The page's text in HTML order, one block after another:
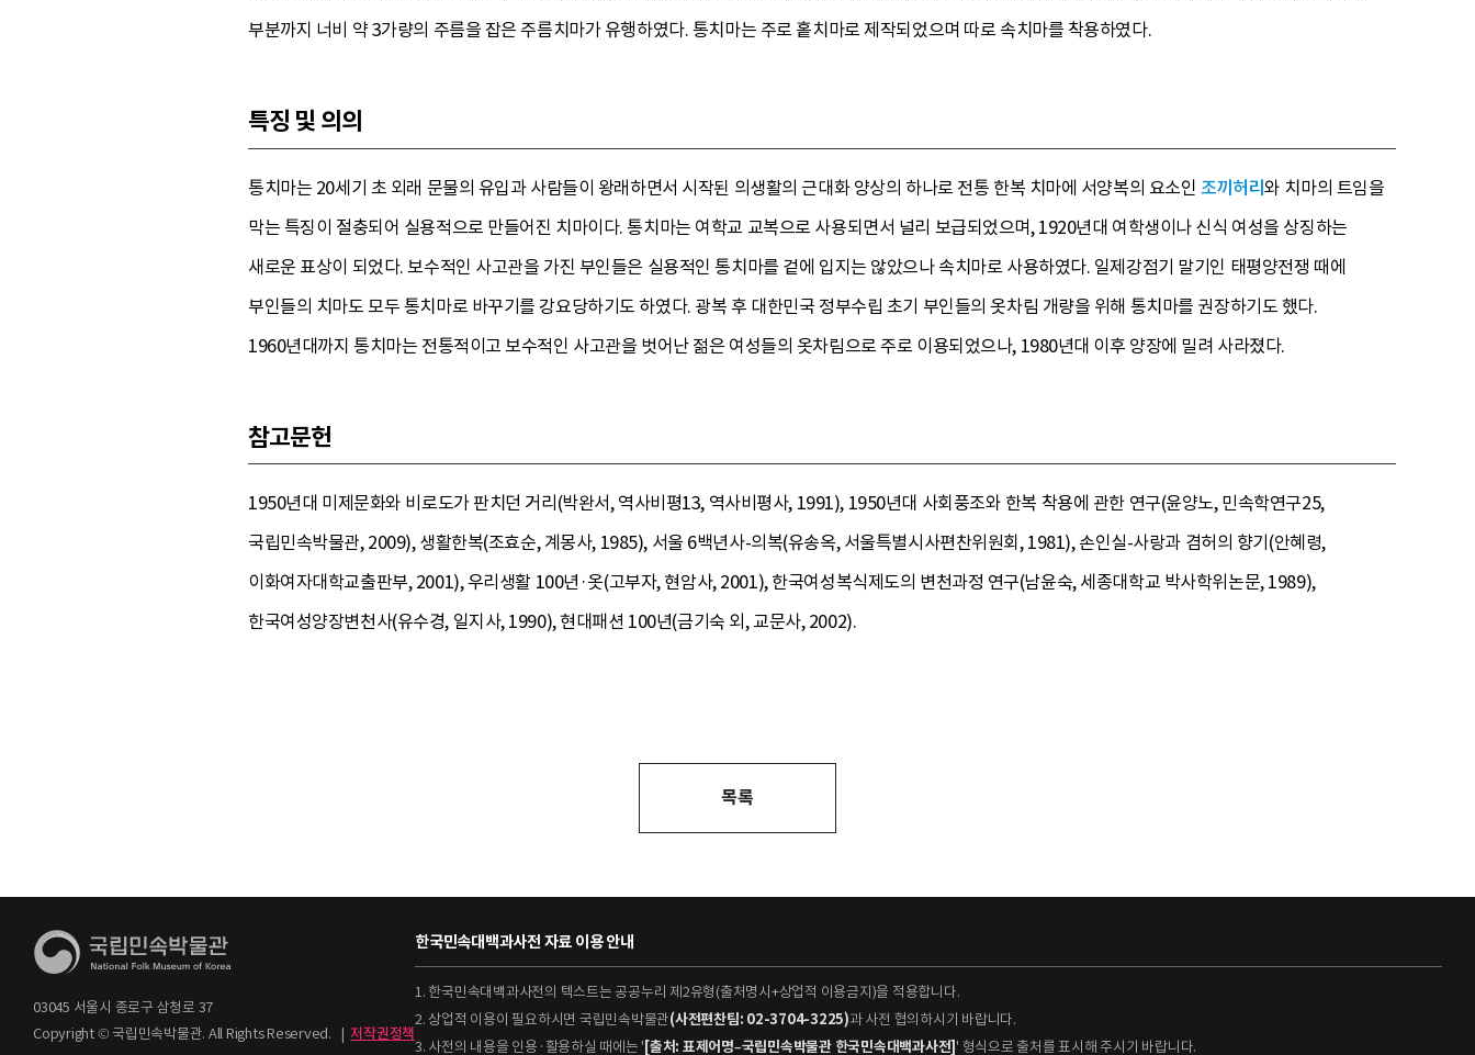
부분까지 너비 약 3가량의 주름을 잡은 주름치마가 유행하였다. 통치마는 주로 홑치마로 제작되었으며 따로 속치마를 착용하였다.
특징 및 의의
통치마는 20세기 초 외래 문물의 유입과 사람들이 왕래하면서 시작된 의생활의 근대화 양상의 하나로 전통 한복 치마에 서양복의 요소인조끼허리와 치마의 트임을
막는 특징이 절충되어 실용적으로 만들어진 치마이다. 통치마는 여학교 교복으로 사용되면서 널리 보급되었으며, 1920년대 여학생이나 신식 여성을 상징하는
새로운 표상이 되었다. 보수적인 사고관을 가진 부인들은 실용적인 통치마를 겉에 입지는 않았으나 속치마로 사용하였다. 일제강점기 말기인 태평양전쟁 때에
부인들의 치마도 모두 통치마로 바꾸기를 강요당하기도 하였다. 광복 후 대한민국 정부수립 초기 부인들의 옷차림 개량을 위해 통치마를 권장하기도 했다.
1960년대까지 통치마는 전통적이고 보수적인 사고관을 벗어난 젊은 여성들의 옷차림으로 주로 이용되었으나, 1980년대 이후 양장에 밀려 사라졌다.
참고문헌
1950년대 미제문화와 비로도가 판치던 거리(박완서, 역사비평13, 역사비평사, 1991), 1950년대 사회풍조와 한복 착용에 관한 연구(윤양노, 민속학연구25,
국립민속박물관, 2009), 생활한복(조효순, 계몽사, 1985), 서울 6백년사-의복(유송옥, 서울특별시사편찬위원회, 1981), 손인실-사랑과 겸허의 향기(안혜령,
이화여자대학교출판부, 2001), 우리생활 100년·옷(고부자, 현암사, 2001), 한국여성복식제도의 변천과정 연구(남윤숙, 세종대학교 박사학위논문, 1989),
한국여성양장변천사(유수경, 일지사, 1990), 현대패션 100년(금기숙 외, 교문사, 2002).
목록
03045 서울시 종로구 삼청로 37
Copyright © 국립민속박물관. All Rights Reserved.
| 저작권정책
한국민속대백과사전 자료 이용 안내
1. 한국민속대백과사전의 텍스트는 공공누리 제2유형(출처명시+상업적 이용금지)을 적용합니다.
2. 상업적 이용이 필요하시면 국립민속박물관(사전편찬팀: 02-3704-3225)과 사전 협의하시기 바랍니다.
3. 사전의 내용을 인용·활용하실 때에는 ' [출처: 표제어명–국립민속박물관 한국민속대백과사전] ' 형식으로 출처를 표시해 주시기 바랍니다.